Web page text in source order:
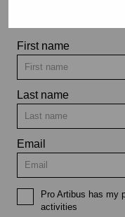
First name
Last name
Email
Pro Artibus has my
activities